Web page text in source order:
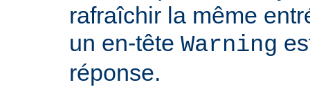
rafraîchir la même
un en-tête Warning
réponse.